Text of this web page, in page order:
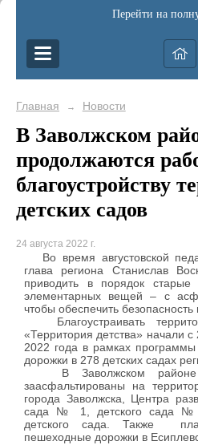
Перейти на
Главная → Новости
В Заволжском
продолжаются
благоустройству
детских садов
24 августа 2022 г.
Во время августовской
глава региона Станислав
приводить в порядок
элементарных вещей – с
чтобы обеспечить безопасность
Благоустраивать
«Территория детства» начали
2022 года в рамках программы
дорожки в 278 детских садах
В Заволжском районе
заасфальтированы на
города Заволжска, Центра
сада № 1, детского сада №
детского сада. Также
пешеходные дорожки в